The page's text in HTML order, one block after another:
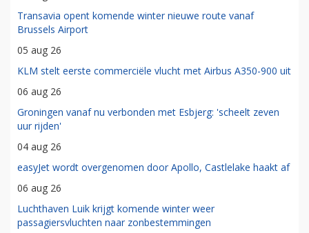
Transavia opent komende winter nieuwe route vanaf
Brussels Airport
05 aug 26
KLM stelt eerste commerciële vlucht met Airbus A350-900 uit
06 aug 26
Groningen vanaf nu verbonden met Esbjerg: 'scheelt zeven
uur rijden'
04 aug 26
easyJet wordt overgenomen door Apollo, Castlelake haakt af
06 aug 26
Luchthaven Luik krijgt komende winter weer
passagiersvluchten naar zonbestemmingen